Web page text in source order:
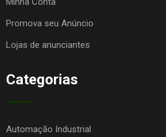
Promova seu Anúncio
Lojas de anunciantes
Categorias
Automação Industrial